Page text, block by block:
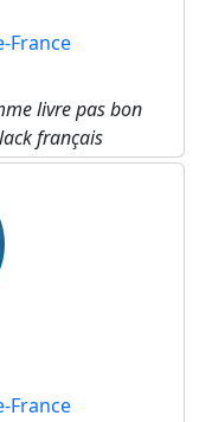
France
livre pas bon
français
France